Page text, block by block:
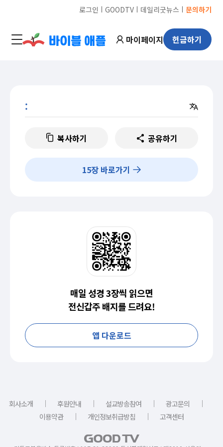
로그인 ㅣ GOODTVㅣ 데일리굿뉴스 ㅣ 문의하기
마이페이지 헌금하기
:
복사하기 공유하기
15장 바로가기
매일 성경 3장씩 읽으면
전신갑주 배지를 드려요!
앱 다운로드
회사소개 ｜ 후원안내 ｜ 설교방송참여 ｜ 광고문의
｜
이용약관
｜ 개인정보취급방침 ｜ 고객센터